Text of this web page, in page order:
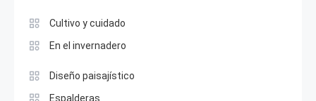
Cultivo y cuidado
En el invernadero
Diseño paisajístico
Espalderas